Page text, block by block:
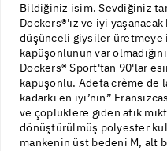
Bildiğiniz isim. Sevdiğiniz
Dockers®'ız ve iyi
düşünceli giysiler üretmeye
kapüşonlunun var
Dockers® Sport'tan 90'lar
kapüşonlu. Adeta crème de
kadarki en iyi’nin”
ve çöplüklere giden atık
dönüştürülmüş polyester
mankenin üst bedeni M, alt